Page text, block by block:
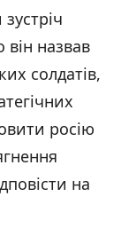
він назвав
солдатів,
росію
на